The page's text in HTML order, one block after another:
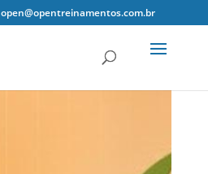
open@opentreinamentos.com.br